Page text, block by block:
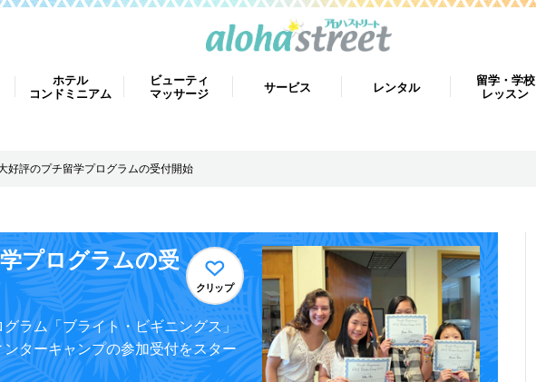
ホテル
コンドミニアム
ビューティ
マッサージ
サービス レンタル
留学・学校
レッスン
好評のプチ留学プログラムの受付開始
プログラムの受
クリップ
ラム「ブライト・ビギニングス」
ターキャンプの参加受付をスター